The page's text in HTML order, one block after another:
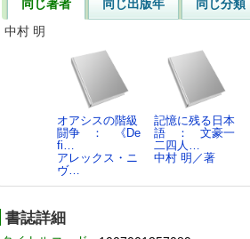
同じ著者 同じ出版年 同じ分類
中村 明
オアシスの階級
闘争 ： 《De
fi…
アレックス・ニ
ヴ…
記憶に残る日本
語 ： 文豪一
二四人…
中村 明／著
書誌詳細